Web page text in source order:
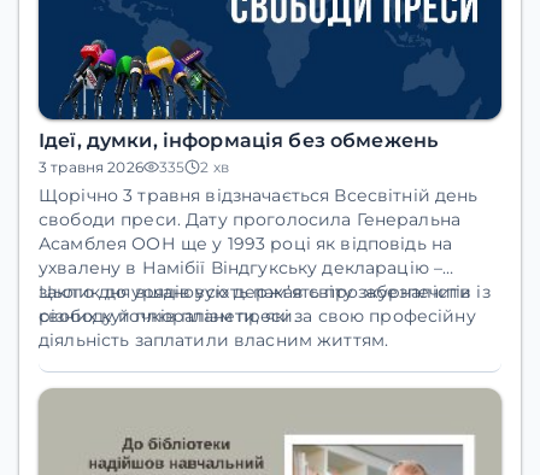
Ідеї, думки, інформація без обмежень
3 травня 2026 335 2 хв
Щорічно 3 травня відзначається Всесвітній день
свободи преси. Дату проголосила Генеральна
Асамблея ООН ще у 1993 році як відповідь на
ухвалену в Намібії Віндгукську декларацію –
заклик до урядів усіх держав світу забезпечити
свободу й плюралізм преси.
Цього дня вшановують пам’ять про журналістів із
різних куточків планети, які за свою професійну
діяльність заплатили власним життям.